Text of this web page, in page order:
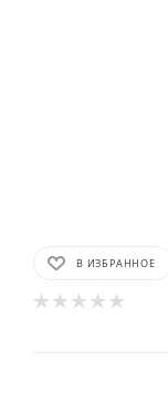
В ИЗБРАННОЕ